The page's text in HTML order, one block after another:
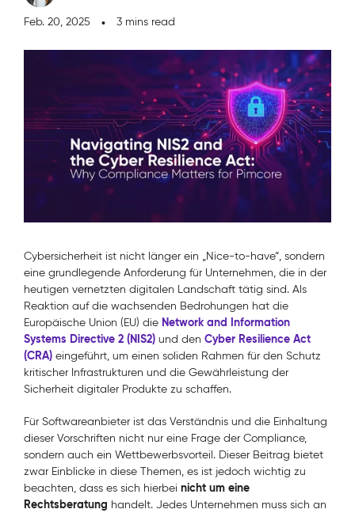
Feb. 20, 2025 3 mins read
Cybersicherheit ist nicht länger ein „Nice-to-have“, sondern
eine grundlegende Anforderung für Unternehmen, die in der
heutigen vernetzten digitalen Landschaft tätig sind. Als
Reaktion auf die wachsenden Bedrohungen hat die
Europäische Union (EU) die Network and Information
Systems Directive 2 (NIS2) und den Cyber Resilience Act
(CRA) eingeführt, um einen soliden Rahmen für den Schutz
kritischer Infrastrukturen und die Gewährleistung der
Sicherheit digitaler Produkte zu schaffen.
Für Softwareanbieter ist das Verständnis und die Einhaltung
dieser Vorschriften nicht nur eine Frage der Compliance,
sondern auch ein Wettbewerbsvorteil. Dieser Beitrag bietet
zwar Einblicke in diese Themen, es ist jedoch wichtig zu
beachten, dass es sich hierbei nicht um eine
Rechtsberatung handelt. Jedes Unternehmen muss sich an